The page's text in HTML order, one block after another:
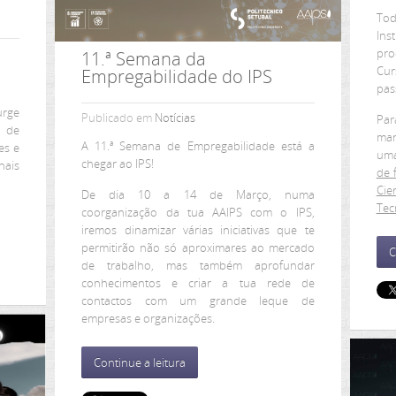
de
e
11.ª Semana da
Empregabilidade do IPS
Publicado em Notícias
A 11.ª Semana de Empregabilidade está a
chegar ao IPS!
De dia 10 a 14 de Março, numa
coorganização da tua AAIPS com o IPS,
iremos dinamizar várias iniciativas que te
permitirão não só aproximares ao mercado
de trabalho, mas também aprofundar
conhecimentos e criar a tua rede de
contactos com um grande leque de
empresas e organizações.
Continue a leitura
de